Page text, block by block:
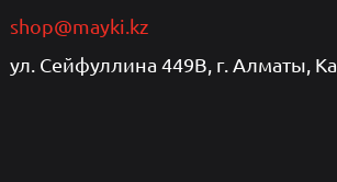
shop@mayki.kz
ул. Сейфуллина 449В, г. Алматы,